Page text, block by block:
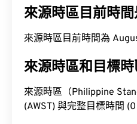
來源時區目前時間
來源時區目前時間為
來源時區和目標
來源時區（Philippine
(AWST) 與完整目標時間